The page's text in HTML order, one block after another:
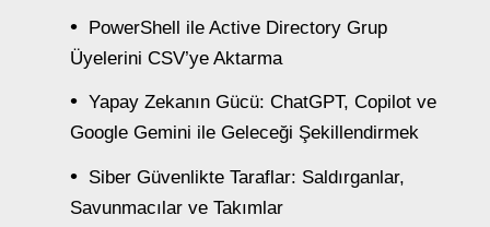
PowerShell ile Active Directory Grup
Üyelerini CSV’ye Aktarma
Yapay Zekanın Gücü: ChatGPT, Copilot ve
Google Gemini ile Geleceği Şekillendirmek
Siber Güvenlikte Taraflar: Saldırganlar,
Savunmacılar ve Takımlar